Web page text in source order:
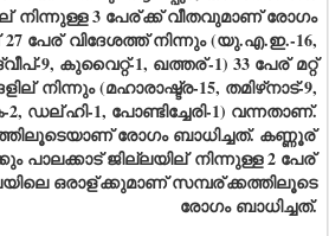
നിന്നുള്ള 3 പേര്ക്ക് വീതവുമാണ് രോഗം
27 പേര്വിദേശത്ത് നിന്നും (യു.എ.ഇ.-16,
9, കുവൈറ്റ്-1, ഖത്തര്-1) 33 പേര്മറ്റ്
നിന്നും (മഹാരാഷ്ട്ര-15, തമിഴ്‌നാട്-9,
2, ഡല്ഹി-1, പോണ്ടിച്ചേരി-1) വന്നതാണ്.
രോഗം ബാധിച്ചത്. കണ്ണൂര്
പാലക്കാട് ജില്ലയില്നിന്നുള്ള 2 പേര്
ഒരാള്ക്കുമാണ് സമ്പര്ക്കത്തിലൂടെ
രോഗം ബാധിച്ചത്.